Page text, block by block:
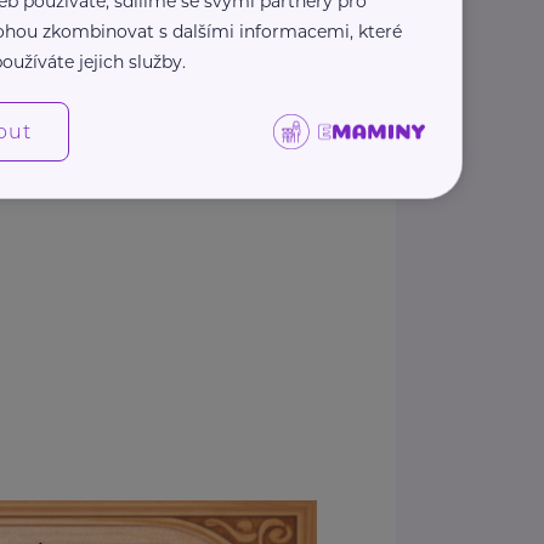
zkombinovat s dalšími informacemi, které
jejich služby.